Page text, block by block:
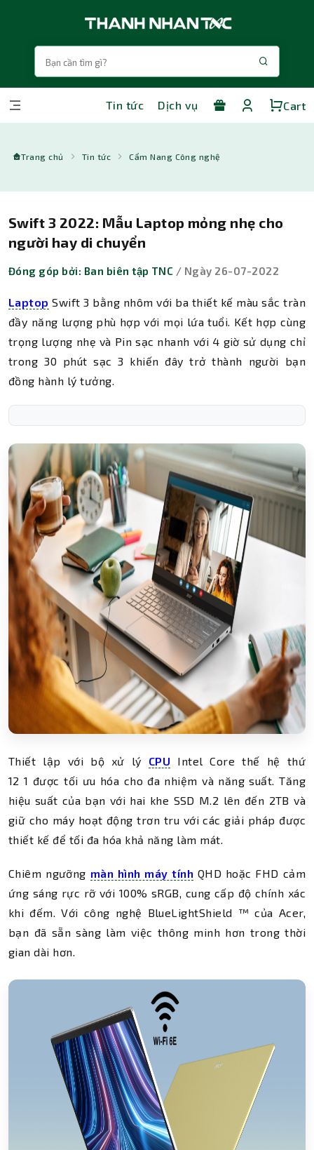
Tin tức Dịch vụ Cart
Trang chủ Tin tức Cẩm Nang Công nghệ
Swift 3 2022: Mẫu Laptop mỏng nhẹ cho
người hay di chuyển
Đóng góp bởi: Ban biên tập TNC / Ngày 26-07-2022
Laptop Swift 3 bằng nhôm với ba thiết kế màu sắc tràn
đầy năng lượng phù hợp với mọi lứa tuổi. Kết hợp cùng
trọng lượng nhẹ và Pin sạc nhanh với 4 giờ sử dụng chỉ
trong 30 phút sạc 3 khiến đây trở thành người bạn
đồng hành lý tưởng.
Thiết lập với bộ xử lý CPU Intel Core thế hệ thứ
12 1 được tối ưu hóa cho đa nhiệm và năng suất. Tăng
hiệu suất của bạn với hai khe SSD M.2 lên đến 2TB và
giữ cho máy hoạt động trơn tru với các giải pháp được
thiết kế để tối đa hóa khả năng làm mát.
Chiêm ngưỡng màn hình máy tính QHD hoặc FHD cảm
ứng sáng rực rỡ với 100% sRGB, cung cấp độ chính xác
khi đếm. Với công nghệ BlueLightShield ™ của Acer,
bạn đã sẵn sàng làm việc thông minh hơn trong thời
gian dài hơn.